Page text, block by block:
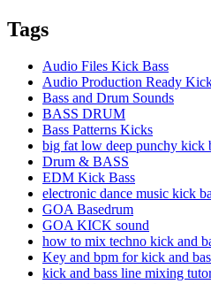
Tags
Audio Files Kick Bass
Audio Production Ready
Bass and Drum Sounds
BASS DRUM
Bass Patterns Kicks
big fat low deep punchy kick
Drum & BASS
EDM Kick Bass
electronic dance music kick
GOA Basedrum
GOA KICK sound
how to mix techno kick and
Key and bpm for kick and
kick and bass line mixing